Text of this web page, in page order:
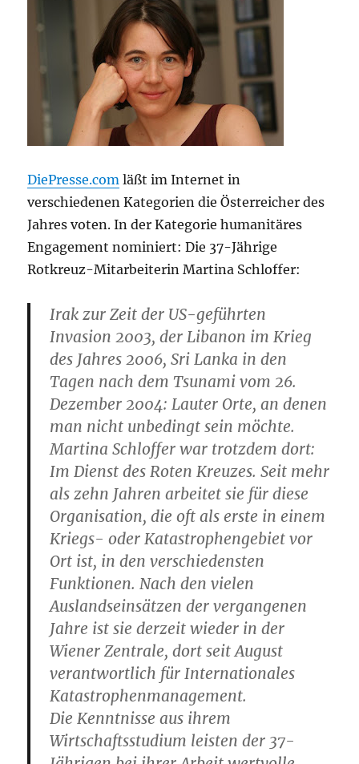
DiePresse.com läßt im Internet in
verschiedenen Kategorien die Österreicher des
Jahres voten. In der Kategorie humanitäres
Engagement nominiert: Die 37-Jährige
Rotkreuz-Mitarbeiterin Martina Schloffer:
Irak zur Zeit der US-geführten
Invasion 2003, der Libanon im Krieg
des Jahres 2006, Sri Lanka in den
Tagen nach dem Tsunami vom 26.
Dezember 2004: Lauter Orte, an denen
man nicht unbedingt sein möchte.
Martina Schloffer war trotzdem dort:
Im Dienst des Roten Kreuzes. Seit mehr
als zehn Jahren arbeitet sie für diese
Organisation, die oft als erste in einem
Kriegs- oder Katastrophengebiet vor
Ort ist, in den verschiedensten
Funktionen. Nach den vielen
Auslandseinsätzen der vergangenen
Jahre ist sie derzeit wieder in der
Wiener Zentrale, dort seit August
verantwortlich für Internationales
Katastrophenmanagement.
Die Kenntnisse aus ihrem
Wirtschaftsstudium leisten der 37-